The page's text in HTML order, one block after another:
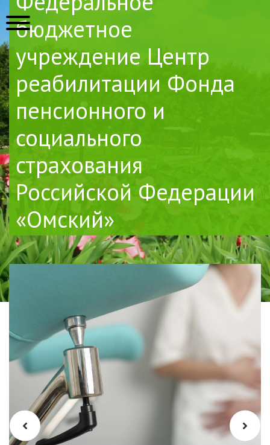
бюджетное
учреждение Центр
реабилитации Фонда
пенсионного и
социального
страхования
Российской Федерации
«Омский»